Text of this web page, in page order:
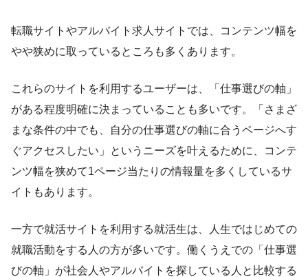
転職サイトやアルバイト求人サイトでは、コンテンツ幅を
やや狭めに取っているところも多くあります。
これらのサイトを利用するユーザーは、「仕事選びの軸」
がある程度明確に決まっていることも多いです。「さまざ
まな条件の中でも、自分の仕事選びの軸に合うページへす
ぐアクセスしたい」というニーズを叶えるために、コンテ
ンツ幅を狭めて1ページ当たりの情報量を多くしているサ
イトもあります。
一方で就活サイトを利用する就活生は、人生ではじめての
就職活動をする人の方が多いです。働くうえでの「仕事選
びの軸」が社会人やアルバイトを探している人と比較する